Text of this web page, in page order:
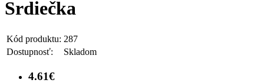
Srdiečka
Kód produktu: 287
Dostupnosť:
Skladom
4.61€